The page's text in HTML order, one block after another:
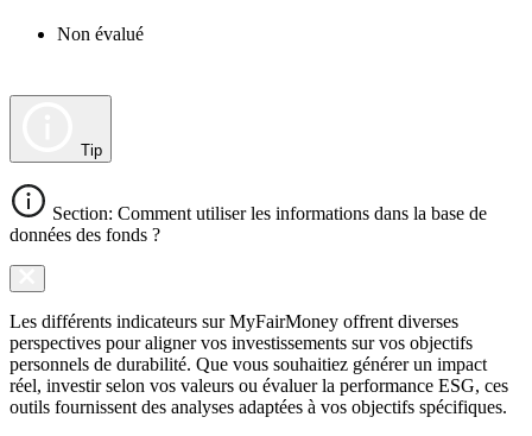
Non évalué
Tip
Section: Comment utiliser les informations dans la base de
données des fonds ?
Les différents indicateurs sur MyFairMoney offrent diverses
perspectives pour aligner vos investissements sur vos objectifs
personnels de durabilité. Que vous souhaitiez générer un impact
réel, investir selon vos valeurs ou évaluer la performance ESG, ces
outils fournissent des analyses adaptées à vos objectifs spécifiques.